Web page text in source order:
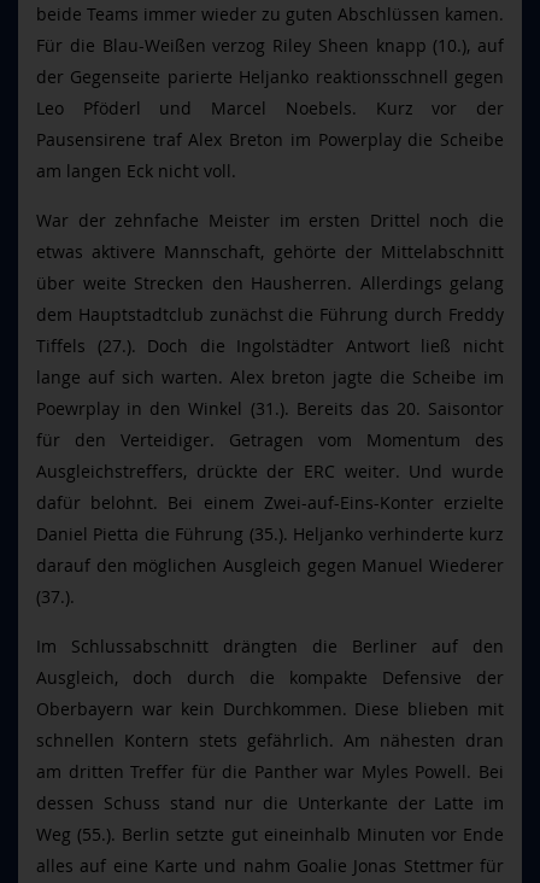
beide Teams immer wieder zu guten Abschlüssen kamen.
Für die Blau-Weißen verzog Riley Sheen knapp (10.), auf
der Gegenseite parierte Heljanko reaktionsschnell gegen
Leo Pföderl und Marcel Noebels. Kurz vor der
Pausensirene traf Alex Breton im Powerplay die Scheibe
am langen Eck nicht voll.
War der zehnfache Meister im ersten Drittel noch die
etwas aktivere Mannschaft, gehörte der Mittelabschnitt
über weite Strecken den Hausherren. Allerdings gelang
dem Hauptstadtclub zunächst die Führung durch Freddy
Tiffels (27.). Doch die Ingolstädter Antwort ließ nicht
lange auf sich warten. Alex breton jagte die Scheibe im
Poewrplay in den Winkel (31.). Bereits das 20. Saisontor
für den Verteidiger. Getragen vom Momentum des
Ausgleichstreffers, drückte der ERC weiter. Und wurde
dafür belohnt. Bei einem Zwei-auf-Eins-Konter erzielte
Daniel Pietta die Führung (35.). Heljanko verhinderte kurz
darauf den möglichen Ausgleich gegen Manuel Wiederer
(37.).
Im Schlussabschnitt drängten die Berliner auf den
Ausgleich, doch durch die kompakte Defensive der
Oberbayern war kein Durchkommen. Diese blieben mit
schnellen Kontern stets gefährlich. Am nähesten dran
am dritten Treffer für die Panther war Myles Powell. Bei
dessen Schuss stand nur die Unterkante der Latte im
Weg (55.). Berlin setzte gut eineinhalb Minuten vor Ende
alles auf eine Karte und nahm Goalie Jonas Stettmer für